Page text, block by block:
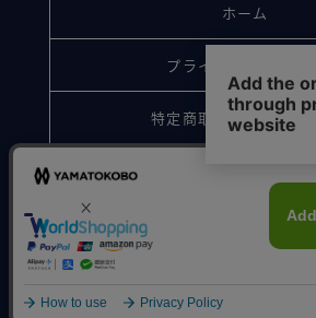
ホーム
プライバシーポリシー
特定商取引法に基づく
© Sakagawa. All Rights